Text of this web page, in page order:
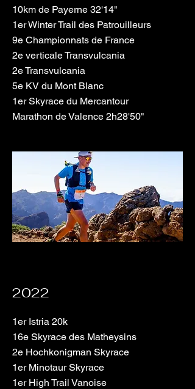
10km de Payerne 32'14"
1er Winter Trail des Patrouilleurs
9e Championnats de France
2e verticale Transvulcania
2e Transvulcania
5e KV du Mont Blanc
1er Skyrace du Mercantour
Marathon de Valence 2h28'50"
2022
1er Istria 20k
16e Skyrace des Matheysins
2e Hochkonigman Skyrace
1er Minotaur Skyrace
1er High Trail Vanoise